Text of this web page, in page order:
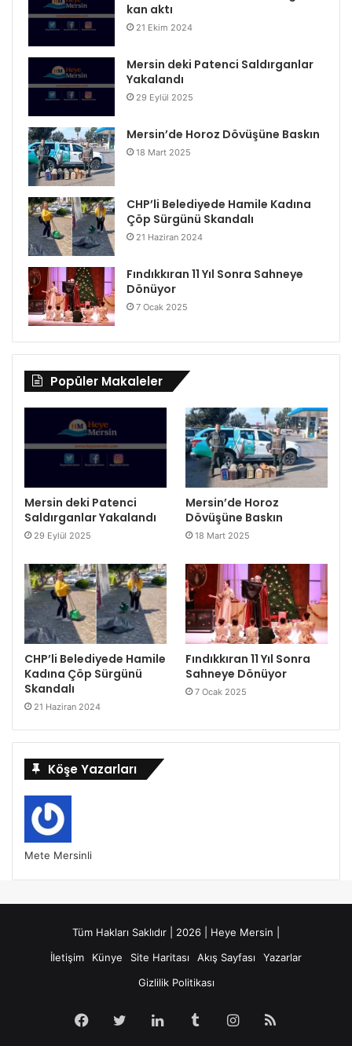
kan aktı
21 Ekim 2024
Mersin deki Patenci Saldırganlar
Yakalandı
29 Eylül 2025
Mersin’de Horoz Dövüşüne Baskın
18 Mart 2025
CHP’li Belediyede Hamile Kadına
Çöp Sürgünü Skandalı
21 Haziran 2024
Fındıkkıran 11 Yıl Sonra Sahneye
Dönüyor
7 Ocak 2025
Popüler Makaleler
Mersin deki Patenci
Saldırganlar Yakalandı
29 Eylül 2025
Mersin’de Horoz
Dövüşüne Baskın
18 Mart 2025
CHP’li Belediyede Hamile
Kadına Çöp Sürgünü
Skandalı
21 Haziran 2024
Fındıkkıran 11 Yıl Sonra
Sahneye Dönüyor
7 Ocak 2025
Köşe Yazarları
Mete Mersinli
Tüm Hakları Saklıdır | 2026 | Heye Mersin |
İletişim
Künye Site Haritası Akış Sayfası
Yazarlar
Gizlilik Politikası
Facebook
TwitterLinkedInTumblrInstagram
RSS